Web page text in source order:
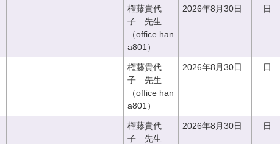
権藤貴代
子 先生
（office han
a801）
2026年8月30日 日
権藤貴代
子 先生
（office han
a801）
2026年8月30日 日
権藤貴代
子 先生
2026年8月30日 日